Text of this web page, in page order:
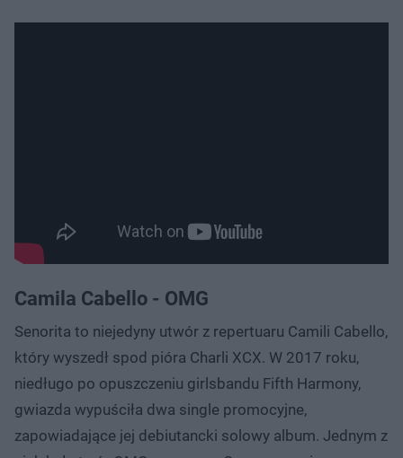
Camila Cabello - OMG
Senorita to niejedyny utwór z repertuaru Camili Cabello,
który wyszedł spod pióra Charli XCX. W 2017 roku,
niedługo po opuszczeniu girlsbandu Fifth Harmony,
gwiazda wypuściła dwa single promocyjne,
zapowiadające jej debiutancki solowy album. Jednym z